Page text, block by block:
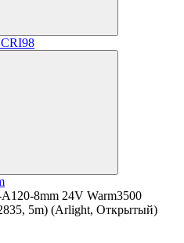
8mm 24V Warm3500
5m) (Arlight, Открытый)